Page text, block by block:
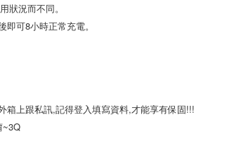
狀況而不同。
即可8小時正常充電。
箱上跟私訊,記得登入填寫資料,才能享有保固!!!
~3Q